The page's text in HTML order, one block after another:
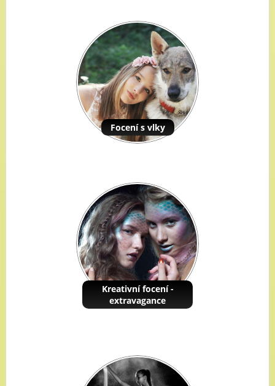
Focení s vlky
Kreativní focení -
extravagance